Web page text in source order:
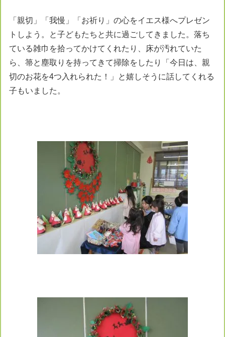
「親切」「我慢」「お祈り」の心をイエス様へプレゼン
トしよう。と子どもたちと共に過ごしてきました。落ち
ている雑巾を拾ってかけてくれたり、床が汚れていた
ら、箒と塵取りを持ってきて掃除をしたり「今日は、親
切のお花を4つ入れられた！」と嬉しそうに話してくれる
子もいました。